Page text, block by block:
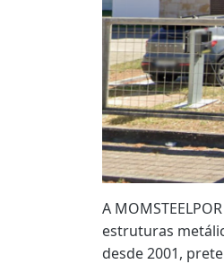
A
estruturas
desde 2001,